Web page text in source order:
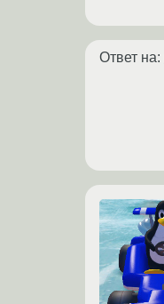
Ответ на: